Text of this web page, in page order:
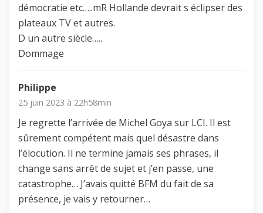
démocratie etc…..mR Hollande devrait s éclipser des
plateaux TV et autres.
D un autre siècle…..
Dommage
Philippe
25 juin 2023 à 22h58min
Je regrette l’arrivée de Michel Goya sur LCI. Il est
sûrement compétent mais quel désastre dans
l’élocution. Il ne termine jamais ses phrases, il
change sans arrêt de sujet et j’en passe, une
catastrophe… J’avais quitté BFM du fait de sa
présence, je vais y retourner…